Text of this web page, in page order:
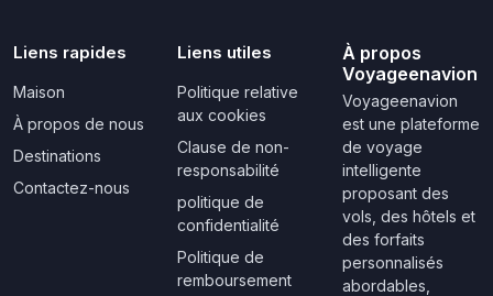
Liens rapides
Maison
À propos de nous
Destinations
Contactez-nous
Liens utiles
Politique relative
aux cookies
Clause de non-
responsabilité
politique de
confidentialité
Politique de
remboursement
À propos
Voyageenavion
Voyageenavion
est une plateforme
de voyage
intelligente
proposant des
vols, des hôtels et
des forfaits
personnalisés
abordables,